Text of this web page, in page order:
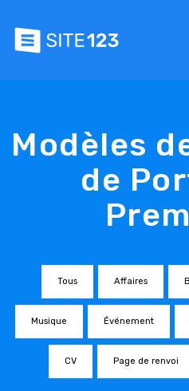
Modèles
de
Tous Affaires
Musique Événement
CV Page de renvoi